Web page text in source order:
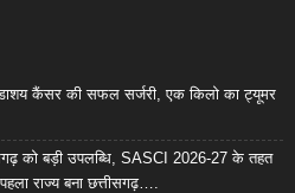
कैंसर की सफल सर्जरी, एक किलो का ट्यूमर
को बड़ी उपलब्धि, SASCI 2026-27 के तहत
राज्य बना छत्तीसगढ़….